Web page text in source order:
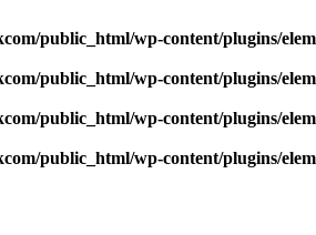
public_html/wp-content/plugins/
public_html/wp-content/plugins/
public_html/wp-content/plugins/
public_html/wp-content/plugins/